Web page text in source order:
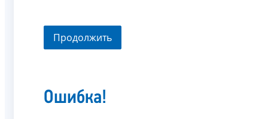
Продолжить
Ошибка!